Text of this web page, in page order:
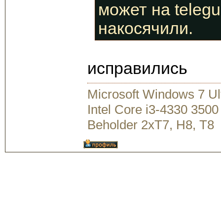
может на
накосячили.
исправились
Microsoft Windows 7
Intel Core i3-4330
Beholder 2xT7, H8, T8